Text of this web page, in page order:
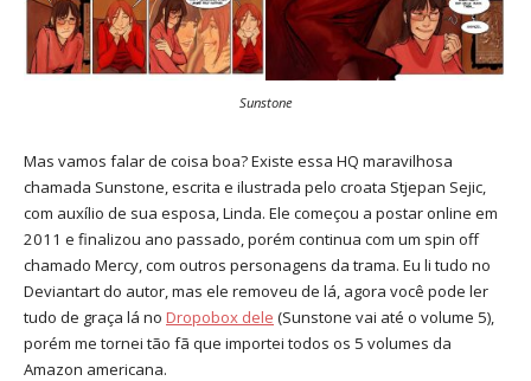
Sunstone
Mas vamos falar de coisa boa? Existe essa HQ maravilhosa
chamada Sunstone, escrita e ilustrada pelo croata Stjepan Sejic,
com auxílio de sua esposa, Linda. Ele começou a postar online em
2011 e finalizou ano passado, porém continua com um spin off
chamado Mercy, com outros personagens da trama. Eu li tudo no
Deviantart do autor, mas ele removeu de lá, agora você pode ler
tudo de graça lá no Dropobox dele (Sunstone vai até o volume 5),
porém me tornei tão fã que importei todos os 5 volumes da
Amazon americana.